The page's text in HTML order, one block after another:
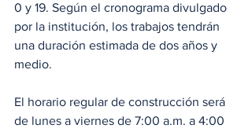
0 y 19. Según el cronograma divulgado
por la institución, los trabajos tendrán
una duración estimada de dos años y
medio.
El horario regular de construcción será
de lunes a viernes de 7:00 a.m. a 4:00